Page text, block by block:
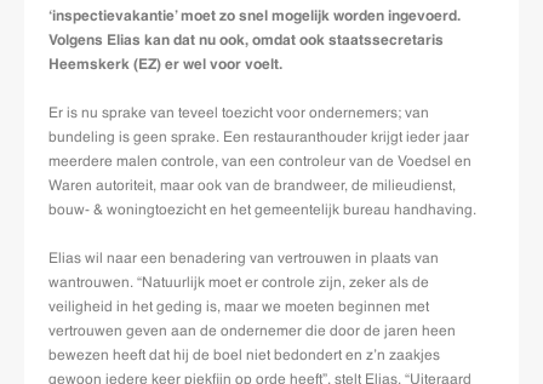
‘inspectievakantie’ moet zo snel mogelijk worden ingevoerd.
Volgens Elias kan dat nu ook, omdat ook staatssecretaris
Heemskerk (EZ) er wel voor voelt.
Er is nu sprake van teveel toezicht voor ondernemers; van
bundeling is geen sprake. Een restauranthouder krijgt ieder jaar
meerdere malen controle, van een controleur van de Voedsel en
Waren autoriteit, maar ook van de brandweer, de milieudienst,
bouw- & woningtoezicht en het gemeentelijk bureau handhaving.
Elias wil naar een benadering van vertrouwen in plaats van
wantrouwen. “Natuurlijk moet er controle zijn, zeker als de
veiligheid in het geding is, maar we moeten beginnen met
vertrouwen geven aan de ondernemer die door de jaren heen
bewezen heeft dat hij de boel niet bedondert en z’n zaakjes
gewoon iedere keer piekfijn op orde heeft”, stelt Elias. “Uiteraard